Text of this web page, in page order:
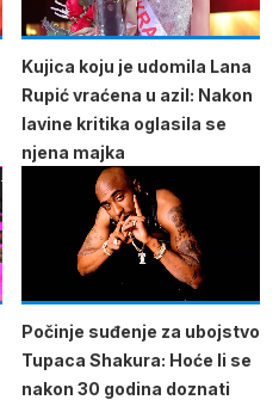
Kujica koju je udomila Lana
Rupić vraćena u azil: Nakon
lavine kritika oglasila se
njena majka
Počinje suđenje za ubojstvo
Tupaca Shakura: Hoće li se
nakon 30 godina doznati